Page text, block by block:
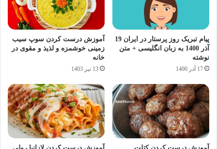
پیام تبریک روز پرستار در ایران 19
آذر 1400 به زبان انگلیسی + متن
نوشته
17 آذر 1400
آموزش درست کردن سوپ سیب
زمینی خوشمزه و لذیذ و مقوی در
خانه
13 تیر 1403